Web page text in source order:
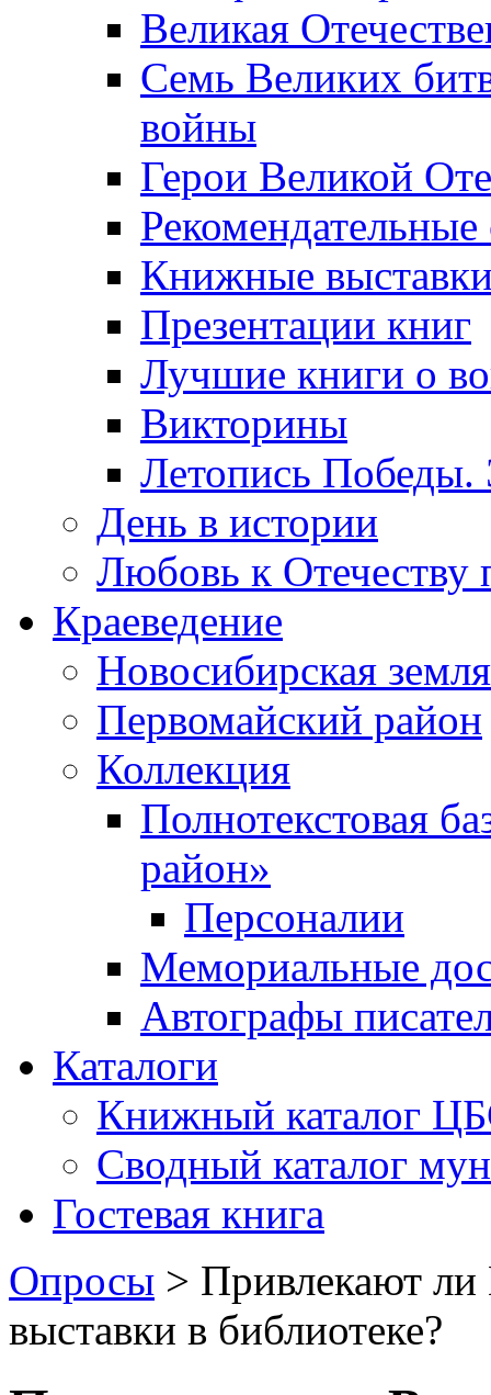
Великая
Семь Великих
войны
Герои Великой
Рекомендательные
Книжные
Презентации книг
Лучшие книги о
Викторины
Летопись Победы.
День в истории
Любовь к Отечеству
Краеведение
Новосибирская земля
Первомайский район
Коллекция
Полнотекстовая
район»
Персоналии
Мемориальные
Автографы
Каталоги
Книжный каталог
Сводный каталог
Гостевая книга
Опросы > Привлекают
выставки в библиотеке?